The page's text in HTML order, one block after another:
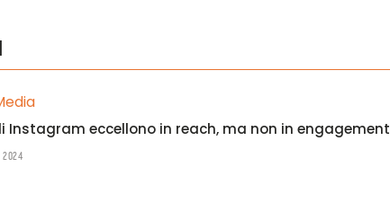
Instagram eccellono in reach, ma non in engagement
2024